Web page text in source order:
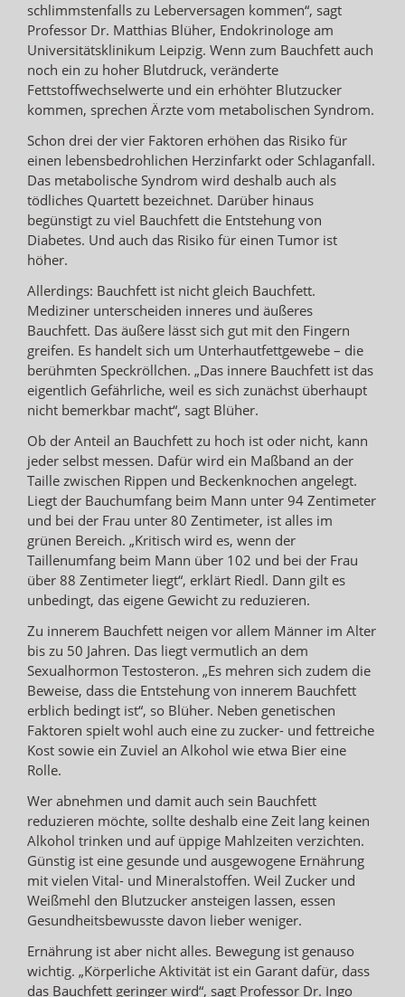
schlimmstenfalls zu Leberversagen kommen“, sagt
Professor Dr. Matthias Blüher, Endokrinologe am
Universitätsklinikum Leipzig. Wenn zum Bauchfett auch
noch ein zu hoher Blutdruck, veränderte
Fettstoffwechselwerte und ein erhöhter Blutzucker
kommen, sprechen Ärzte vom metabolischen Syndrom.
Schon drei der vier Faktoren erhöhen das Risiko für
einen lebensbedrohlichen Herzinfarkt oder Schlaganfall.
Das metabolische Syndrom wird deshalb auch als
tödliches Quartett bezeichnet. Darüber hinaus
begünstigt zu viel Bauchfett die Entstehung von
Diabetes. Und auch das Risiko für einen Tumor ist
höher.
Allerdings: Bauchfett ist nicht gleich Bauchfett.
Mediziner unterscheiden inneres und äußeres
Bauchfett. Das äußere lässt sich gut mit den Fingern
greifen. Es handelt sich um Unterhautfettgewebe – die
berühmten Speckröllchen. „Das innere Bauchfett ist das
eigentlich Gefährliche, weil es sich zunächst überhaupt
nicht bemerkbar macht“, sagt Blüher.
Ob der Anteil an Bauchfett zu hoch ist oder nicht, kann
jeder selbst messen. Dafür wird ein Maßband an der
Taille zwischen Rippen und Beckenknochen angelegt.
Liegt der Bauchumfang beim Mann unter 94 Zentimeter
und bei der Frau unter 80 Zentimeter, ist alles im
grünen Bereich. „Kritisch wird es, wenn der
Taillenumfang beim Mann über 102 und bei der Frau
über 88 Zentimeter liegt“, erklärt Riedl. Dann gilt es
unbedingt, das eigene Gewicht zu reduzieren.
Zu innerem Bauchfett neigen vor allem Männer im Alter
bis zu 50 Jahren. Das liegt vermutlich an dem
Sexualhormon Testosteron. „Es mehren sich zudem die
Beweise, dass die Entstehung von innerem Bauchfett
erblich bedingt ist“, so Blüher. Neben genetischen
Faktoren spielt wohl auch eine zu zucker- und fettreiche
Kost sowie ein Zuviel an Alkohol wie etwa Bier eine
Rolle.
Wer abnehmen und damit auch sein Bauchfett
reduzieren möchte, sollte deshalb eine Zeit lang keinen
Alkohol trinken und auf üppige Mahlzeiten verzichten.
Günstig ist eine gesunde und ausgewogene Ernährung
mit vielen Vital- und Mineralstoffen. Weil Zucker und
Weißmehl den Blutzucker ansteigen lassen, essen
Gesundheitsbewusste davon lieber weniger.
Ernährung ist aber nicht alles. Bewegung ist genauso
wichtig. „Körperliche Aktivität ist ein Garant dafür, dass
das Bauchfett geringer wird“, sagt Professor Dr. Ingo